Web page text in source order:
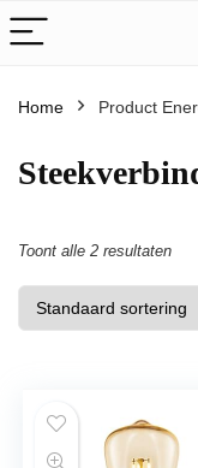
Home Product
Toont alle 2 resultaten